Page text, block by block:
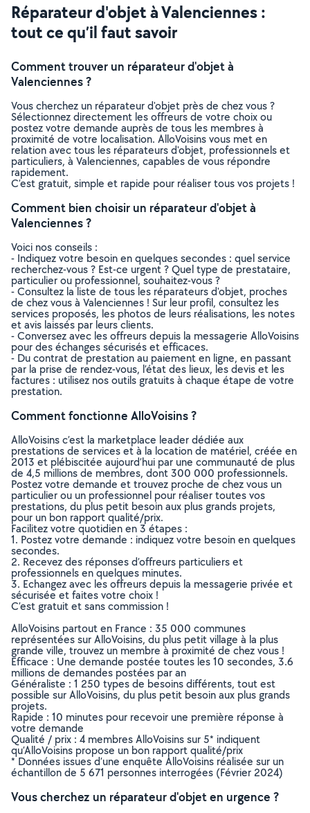
Réparateur d'objet à Valenciennes :
tout ce qu’il faut savoir
Comment trouver un réparateur d'objet à
Valenciennes ?
Vous cherchez un réparateur d'objet près de chez vous ?
Sélectionnez directement les offreurs de votre choix ou
postez votre demande auprès de tous les membres à
proximité de votre localisation. AlloVoisins vous met en
relation avec tous les réparateurs d'objet, professionnels et
particuliers, à Valenciennes, capables de vous répondre
rapidement.
C’est gratuit, simple et rapide pour réaliser tous vos projets !
Comment bien choisir un réparateur d'objet à
Valenciennes ?
Voici nos conseils :
- Indiquez votre besoin en quelques secondes : quel service
recherchez-vous ? Est-ce urgent ? Quel type de prestataire,
particulier ou professionnel, souhaitez-vous ?
- Consultez la liste de tous les réparateurs d'objet, proches
de chez vous à Valenciennes ! Sur leur profil, consultez les
services proposés, les photos de leurs réalisations, les notes
et avis laissés par leurs clients.
- Conversez avec les offreurs depuis la messagerie AlloVoisins
pour des échanges sécurisés et efficaces.
- Du contrat de prestation au paiement en ligne, en passant
par la prise de rendez-vous, l’état des lieux, les devis et les
factures : utilisez nos outils gratuits à chaque étape de votre
prestation.
Comment fonctionne AlloVoisins ?
AlloVoisins c’est la marketplace leader dédiée aux
prestations de services et à la location de matériel, créée en
2013 et plébiscitée aujourd’hui par une communauté de plus
de 4,5 millions de membres, dont 300 000 professionnels.
Postez votre demande et trouvez proche de chez vous un
particulier ou un professionnel pour réaliser toutes vos
prestations, du plus petit besoin aux plus grands projets,
pour un bon rapport qualité/prix.
Facilitez votre quotidien en 3 étapes :
1. Postez votre demande : indiquez votre besoin en quelques
secondes.
2. Recevez des réponses d’offreurs particuliers et
professionnels en quelques minutes.
3. Echangez avec les offreurs depuis la messagerie privée et
sécurisée et faites votre choix !
C’est gratuit et sans commission !
AlloVoisins partout en France : 35 000 communes
représentées sur AlloVoisins, du plus petit village à la plus
grande ville, trouvez un membre à proximité de chez vous !
Efficace : Une demande postée toutes les 10 secondes, 3.6
millions de demandes postées par an
Généraliste : 1 250 types de besoins différents, tout est
possible sur AlloVoisins, du plus petit besoin aux plus grands
projets.
Rapide : 10 minutes pour recevoir une première réponse à
votre demande
Qualité / prix : 4 membres AlloVoisins sur 5* indiquent
qu’AlloVoisins propose un bon rapport qualité/prix
* Données issues d’une enquête AlloVoisins réalisée sur un
échantillon de 5 671 personnes interrogées (Février 2024)
Vous cherchez un réparateur d'objet en urgence ?